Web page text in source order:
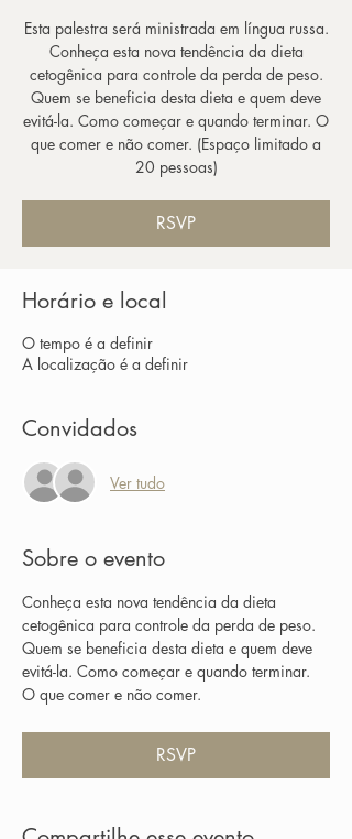
Esta palestra será ministrada em língua russa.
Conheça esta nova tendência da dieta
cetogênica para controle da perda de peso.
Quem se beneficia desta dieta e quem deve
evitá-la. Como começar e quando terminar. O
que comer e não comer. (Espaço limitado a
20 pessoas)
RSVP
Horário e local
O tempo é a definir
A localização é a definir
Convidados
Ver tudo
Sobre o evento
Conheça esta nova tendência da dieta
cetogênica para controle da perda de peso.
Quem se beneficia desta dieta e quem deve
evitá-la. Como começar e quando terminar.
O que comer e não comer.
RSVP